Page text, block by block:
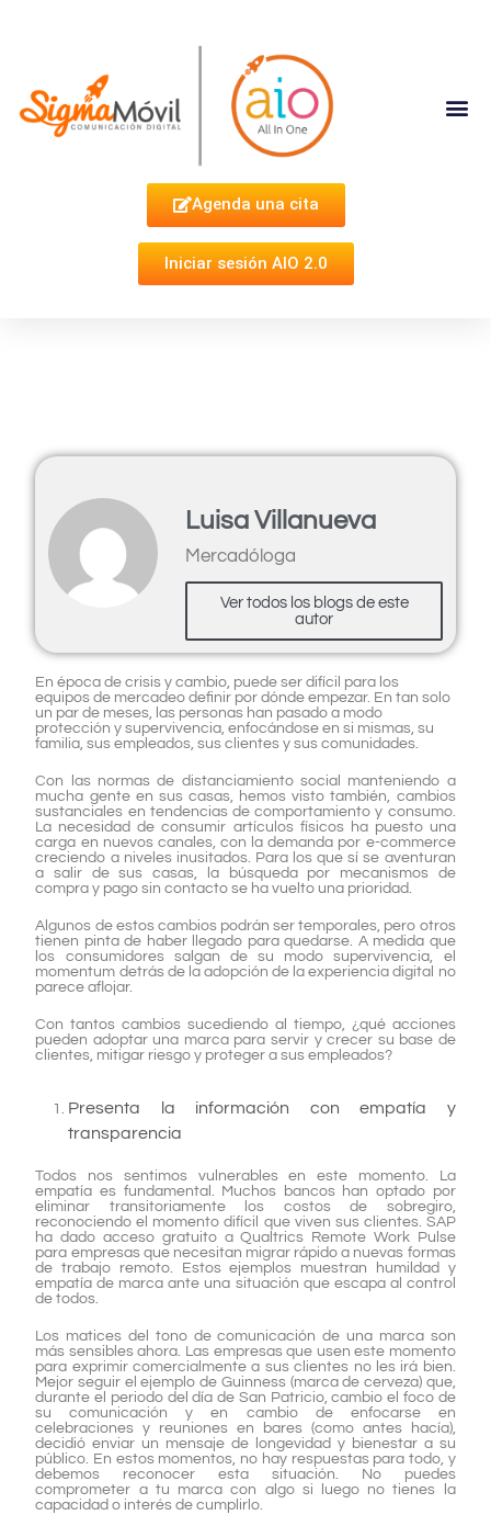
Agenda una cita
Iniciar sesión AIO 2.0
Luisa Villanueva
Mercadóloga
Ver todos los blogs de este
autor
En época de crisis y cambio, puede ser difícil para los
equipos de mercadeo definir por dónde empezar. En tan solo
un par de meses, las personas han pasado a modo
protección y supervivencia, enfocándose en si mismas, su
familia, sus empleados, sus clientes y sus comunidades.
Con las normas de distanciamiento social manteniendo a
mucha gente en sus casas, hemos visto también, cambios
sustanciales en tendencias de comportamiento y consumo.
La necesidad de consumir artículos físicos ha puesto una
carga en nuevos canales, con la demanda por e-commerce
creciendo a niveles inusitados. Para los que sí se aventuran
a salir de sus casas, la búsqueda por mecanismos de
compra y pago sin contacto se ha vuelto una prioridad.
Algunos de estos cambios podrán ser temporales, pero otros
tienen pinta de haber llegado para quedarse. A medida que
los consumidores salgan de su modo supervivencia, el
momentum detrás de la adopción de la experiencia digital no
parece aflojar.
Con tantos cambios sucediendo al tiempo, ¿qué acciones
pueden adoptar una marca para servir y crecer su base de
clientes, mitigar riesgo y proteger a sus empleados?
Presenta la información con empatía y
transparencia
Todos nos sentimos vulnerables en este momento. La
empatía es fundamental. Muchos bancos han optado por
eliminar transitoriamente los costos de sobregiro,
reconociendo el momento difícil que viven sus clientes. SAP
ha dado acceso gratuito a Qualtrics Remote Work Pulse
para empresas que necesitan migrar rápido a nuevas formas
de trabajo remoto. Estos ejemplos muestran humildad y
empatía de marca ante una situación que escapa al control
de todos.
Los matices del tono de comunicación de una marca son
más sensibles ahora. Las empresas que usen este momento
para exprimir comercialmente a sus clientes no les irá bien.
Mejor seguir el ejemplo de Guinness (marca de cerveza) que,
durante el periodo del día de San Patricio, cambio el foco de
su comunicación y en cambio de enfocarse en
celebraciones y reuniones en bares (como antes hacía),
decidió enviar un mensaje de longevidad y bienestar a su
público. En estos momentos, no hay respuestas para todo, y
debemos reconocer esta situación. No puedes
comprometer a tu marca con algo si luego no tienes la
capacidad o interés de cumplirlo.